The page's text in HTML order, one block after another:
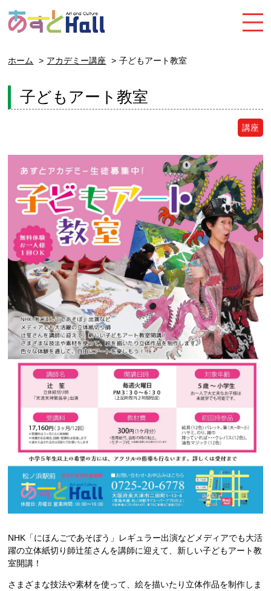
ホーム アカデミー講座 子どもアート教室
子どもアート教室
講座
NHK「にほんごであそぼう」レギュラー出演などメディアでも大活
躍の立体紙切り師辻笙さんを講師に迎えて、新しい子どもアート教
室開講！
さまざまな技法や素材を使って、絵を描いたり立体作品を制作しま